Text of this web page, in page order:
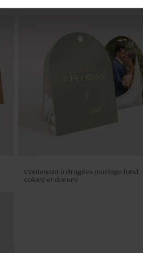
Dragées mariage marbées or et
Contenant à dragées mariage fond
coloré et dorure